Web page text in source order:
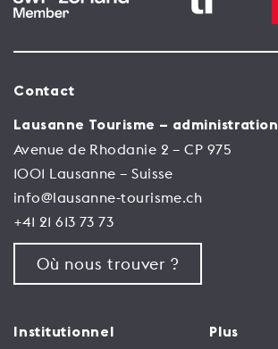
Contact
Lausanne Tourisme – administration
Avenue de Rhodanie 2 – CP 975
1001 Lausanne – Suisse
info@lausanne-tourisme.ch
+41 21 613 73 73
Où nous trouver ?
Institutionnel Plus